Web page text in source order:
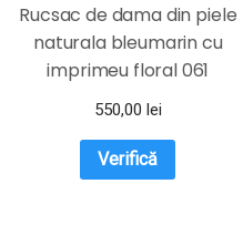
Rucsac de dama din piele
naturala bleumarin cu
imprimeu floral 061
MAGAZINUL DE GENTI
550,00 lei
Verifică